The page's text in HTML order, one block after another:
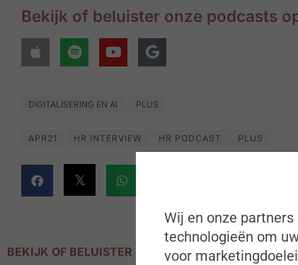
Bekijk of beluister onze podcasts
DIGITALISERING EN AI , PLUS
APR21 HR INTERVIEW HR PODCAST PLUS
BEKIJK OF BELUISTER MEER
Wij en onze
technologieën om
voor